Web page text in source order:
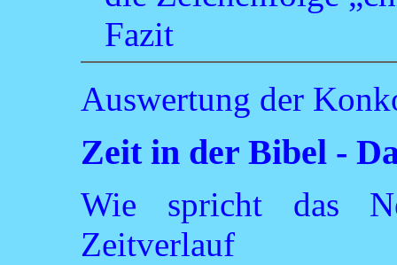
Fazit
Auswertung der
Zeit in der Bibel -
Wie spricht das
Zeitverlauf